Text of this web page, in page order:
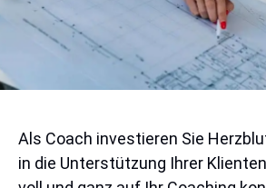
Als Coach investieren Sie
in die Unterstützung Ihrer